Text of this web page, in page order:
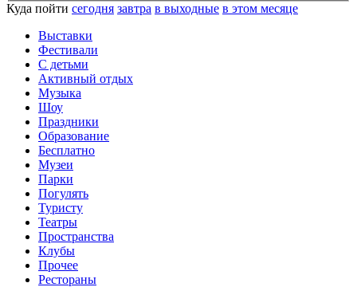
Куда пойти сегодня завтра в выходные в этом месяце
Выставки
Фестивали
С детьми
Активный отдых
Музыка
Шоу
Праздники
Образование
Бесплатно
Музеи
Парки
Погулять
Туристу
Театры
Пространства
Клубы
Прочее
Рестораны